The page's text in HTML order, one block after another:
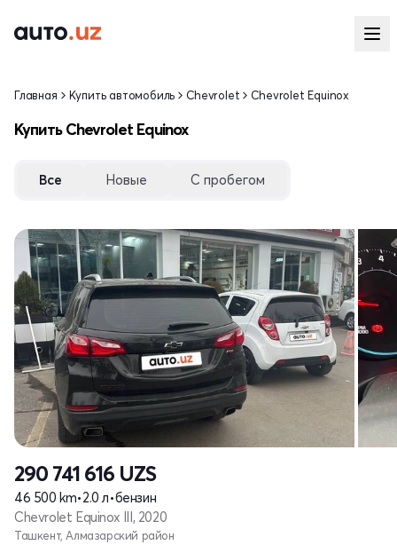
Главная Купить автомобиль Chevrolet Chevrolet Equinox
Купить Chevrolet Equinox
Все Новые С пробегом
290 741 616 UZS
46 500 km•2.0 л•бензин
Chevrolet Equinox III, 2020
Ташкент, Алмазарский район